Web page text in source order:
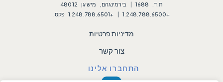
ת.ד. 1688 | בירמינגהם, מישיגן 48012
+1.248.788.6500 | +1.248.788.6501 פקס.
מדיניות פרטיות
צור קשר
התחברו אלינו